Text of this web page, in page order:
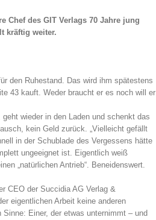
Chef des GIT Verlags 70 Jahre jung
kräftig weiter.
den Ruhestand. Das wird ihm spätestens
43 kauft. Weder braucht er es noch will er
wieder in den Laden und schenkt das
kein Geld zurück. „Vielleicht gefällt
in der Schublade des Vergessens hätte
ungeeignet ist. Eigentlich weiß
„natürlichen Antrieb“. Beneidenswert.
CEO der Succidia AG Verlag &
eigentlichen Arbeit keine anderen
Einer, der etwas unternimmt – und